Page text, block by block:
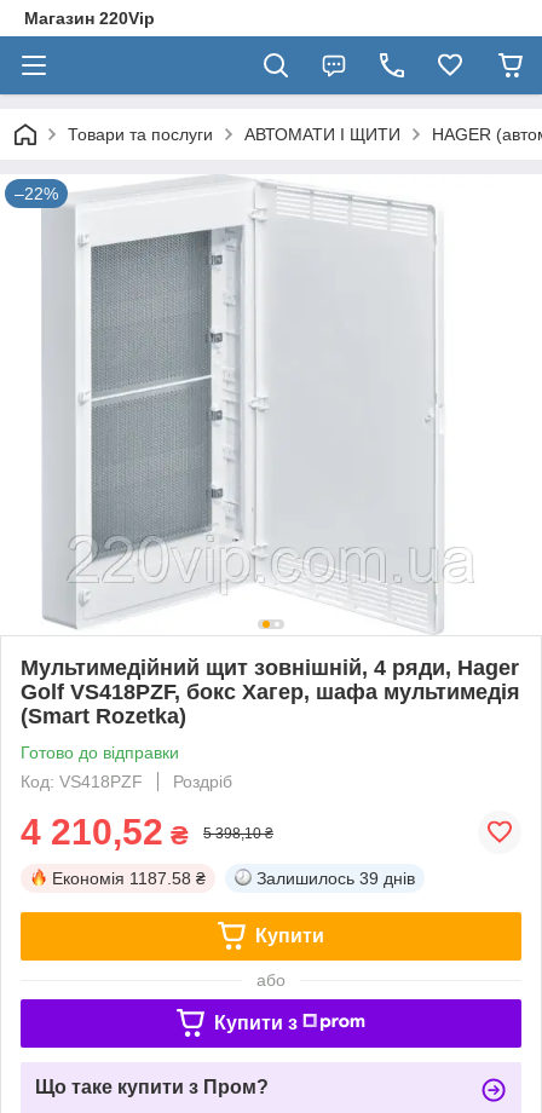
Магазин 220Vip
Товари та послуги АВТОМАТИ І ЩИТИ HAGER
–22%
Мультимедійний щит зовнішній, 4 ряди, Hager
Golf VS418PZF, бокс Хагер, шафа мультимедія
(Smart Rozetka)
Готово до відправки
Код: VS418PZF
Роздріб
4 210,52 ₴ 5 398,10 ₴
Економія 1187.58 ₴ Залишилось 39 днів
Купити
або
Купити з
Що таке купити з Пром?